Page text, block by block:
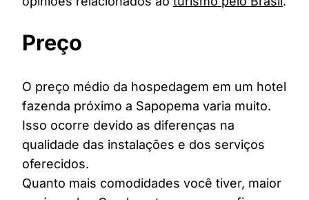
Preço
O preço médio da hospedagem em um hotel
fazenda próximo a Sapopema varia muito.
Isso ocorre devido as diferenças na
qualidade das instalações e dos serviços
oferecidos.
Quanto mais comodidades você tiver, maior